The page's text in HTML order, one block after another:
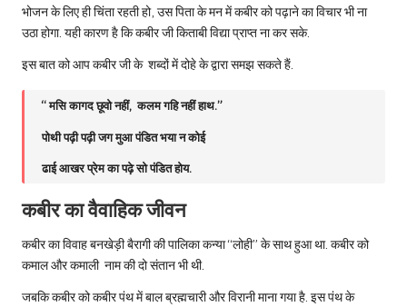
भोजन के लिए ही चिंता रहती हो, उस पिता के मन में कबीर को पढ़ाने का विचार भी ना
उठा होगा. यही कारण है कि कबीर जी किताबी विद्या प्राप्त ना कर सके.
इस बात को आप कबीर जी के शब्दों में दोहे के द्वारा समझ सकते हैं.
“ मसि कागद छूवो नहीं, कलम गहि नहीं हाथ.”
पोथी पढ़ी पढ़ी जग मुआ पंडित भया न कोई
ढाई आखर प्रेम का पढ़े सो पंडित होय.
कबीर का वैवाहिक जीवन
कबीर का विवाह बनखेड़ी बैरागी की पालिका कन्या “लोही” के साथ हुआ था. कबीर को
कमाल और कमाली नाम की दो संतान भी थी.
जबकि कबीर को कबीर पंथ में बाल ब्रह्मचारी और विरानी माना गया है. इस पंथ के